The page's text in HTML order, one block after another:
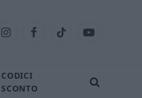
InstagramFacebookTikTok YouTube
CODICI
SCONTO